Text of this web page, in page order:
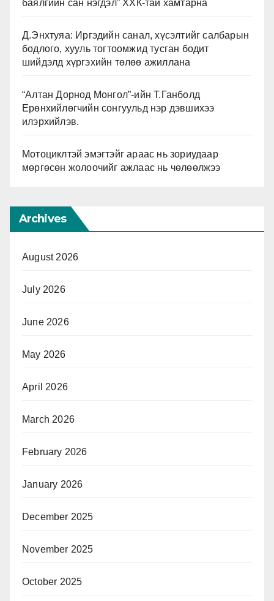
баялгийн сан нэгдэл” ХХК-тай хамтарна
Д.Энхтуяа: Иргэдийн санал, хүсэлтийг салбарын
бодлого, хууль тогтоомжид тусган бодит
шийдэлд хүргэхийн төлөө ажиллана
“Алтан Дорнод Монгол”-ийн Т.Ганболд
Ерөнхийлөгчийн сонгуульд нэр дэвшихээ
илэрхийлэв.
Мотоциклтэй эмэгтэйг араас нь зориудаар
мөргөсөн жолоочийг ажлаас нь чөлөөлжээ
Archives
August 2026
July 2026
June 2026
May 2026
April 2026
March 2026
February 2026
January 2026
December 2025
November 2025
October 2025